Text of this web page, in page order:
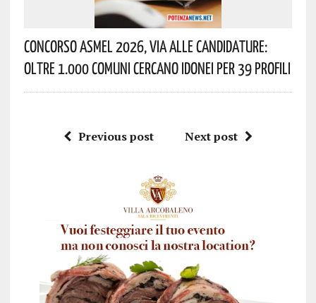
Concorso Asmel 2026, Via Alle Candidature:
Oltre 1.000 Comuni Cercano Idonei Per 39 Profili
Previous post Next post